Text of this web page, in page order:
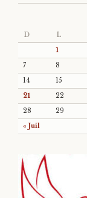
D L
« Juil
1
7
8
14
15
21
22
28
29